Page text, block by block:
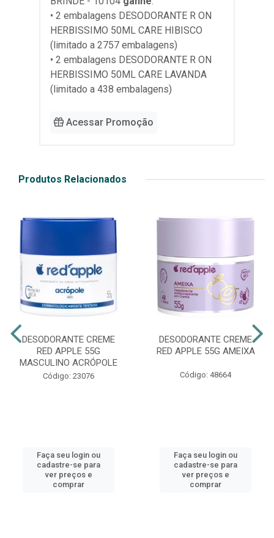
• 2 embalagens DESODORANTE R ON
HERBISSIMO 50ML CARE HIBISCO
(limitado a 2757 embalagens)
• 2 embalagens DESODORANTE R ON
HERBISSIMO 50ML CARE LAVANDA
(limitado a 438 embalagens)
Acessar Promoção
Produtos Relacionados
DESODORANTE CREME
RED APPLE 55G
MASCULINO ACRÓPOLE
Código: 23076
Faça seu login ou
cadastre-se para
ver preços e
comprar
DESODORANTE CREME
RED APPLE 55G AMEIXA
Código: 48664
Faça seu login ou
cadastre-se para
ver preços e
comprar